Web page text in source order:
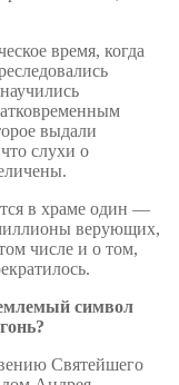
время, когда
выдали
слухи о
в храме один —
верующих,
числе и о том,
символ
Святейшего